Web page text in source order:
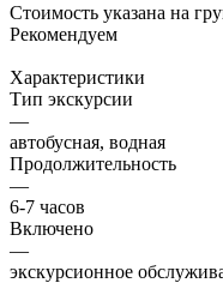
Стоимость указана на
Рекомендуем
Характеристики
Тип экскурсии
—
автобусная, водная
Продолжительность
—
6-7 часов
Включено
—
экскурсионное